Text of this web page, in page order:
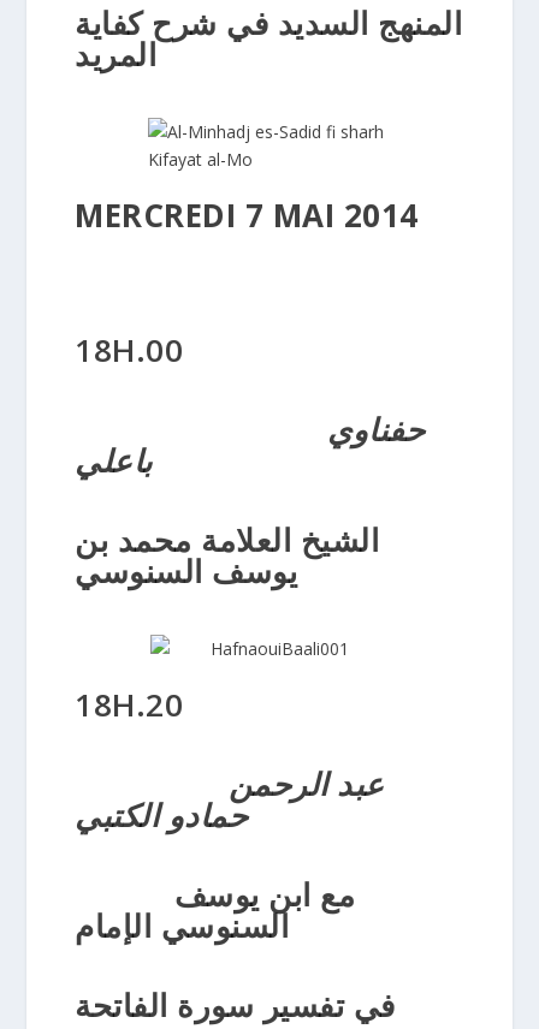
المنهج السديد في شرح كفاية
المريد
MERCREDI 7 MAI 2014
18H.00
باعلي
الشيخ العلامة محمد بن
يوسف السنوسي
18H.20
عبد الرحمن
حمادو الكتبي
مع ابن يوسف
السنوسي الإمام
في تفسير سورة الفاتحة